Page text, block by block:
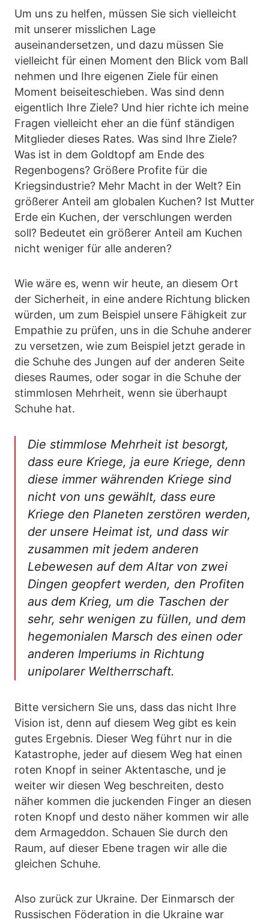
Um uns zu helfen, müssen Sie sich vielleicht
mit unserer misslichen Lage
auseinandersetzen, und dazu müssen Sie
vielleicht für einen Moment den Blick vom Ball
nehmen und Ihre eigenen Ziele für einen
Moment beiseiteschieben. Was sind denn
eigentlich Ihre Ziele? Und hier richte ich meine
Fragen vielleicht eher an die fünf ständigen
Mitglieder dieses Rates. Was sind Ihre Ziele?
Was ist in dem Goldtopf am Ende des
Regenbogens? Größere Profite für die
Kriegsindustrie? Mehr Macht in der Welt? Ein
größerer Anteil am globalen Kuchen? Ist Mutter
Erde ein Kuchen, der verschlungen werden
soll? Bedeutet ein größerer Anteil am Kuchen
nicht weniger für alle anderen?
Wie wäre es, wenn wir heute, an diesem Ort
der Sicherheit, in eine andere Richtung blicken
würden, um zum Beispiel unsere Fähigkeit zur
Empathie zu prüfen, uns in die Schuhe anderer
zu versetzen, wie zum Beispiel jetzt gerade in
die Schuhe des Jungen auf der anderen Seite
dieses Raumes, oder sogar in die Schuhe der
stimmlosen Mehrheit, wenn sie überhaupt
Schuhe hat.
Die stimmlose Mehrheit ist besorgt,
dass eure Kriege, ja eure Kriege, denn
diese immer währenden Kriege sind
nicht von uns gewählt, dass eure
Kriege den Planeten zerstören werden,
der unsere Heimat ist, und dass wir
zusammen mit jedem anderen
Lebewesen auf dem Altar von zwei
Dingen geopfert werden, den Profiten
aus dem Krieg, um die Taschen der
sehr, sehr wenigen zu füllen, und dem
hegemonialen Marsch des einen oder
anderen Imperiums in Richtung
unipolarer Weltherrschaft.
Bitte versichern Sie uns, dass das nicht Ihre
Vision ist, denn auf diesem Weg gibt es kein
gutes Ergebnis. Dieser Weg führt nur in die
Katastrophe, jeder auf diesem Weg hat einen
roten Knopf in seiner Aktentasche, und je
weiter wir diesen Weg beschreiten, desto
näher kommen die juckenden Finger an diesen
roten Knopf und desto näher kommen wir alle
dem Armageddon. Schauen Sie durch den
Raum, auf dieser Ebene tragen wir alle die
gleichen Schuhe.
Also zurück zur Ukraine. Der Einmarsch der
Russischen Föderation in die Ukraine war